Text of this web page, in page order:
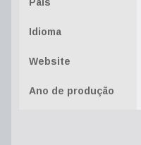
Idioma
Website
Ano de produção